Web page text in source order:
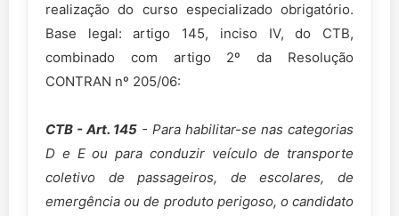
realização do curso especializado obrigatório.
Base legal: artigo 145, inciso IV, do CTB,
combinado com artigo 2º da Resolução
CONTRAN nº 205/06:
CTB - Art. 145 - Para habilitar-se nas categorias
D e E ou para conduzir veículo de transporte
coletivo de passageiros, de escolares, de
emergência ou de produto perigoso, o candidato